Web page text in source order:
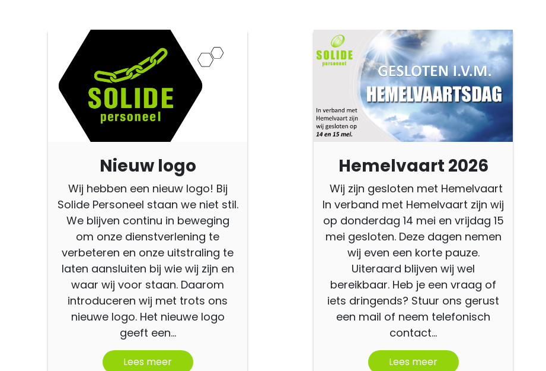
Nieuw logo
Wij hebben een nieuw logo! Bij
Solide Personeel staan we niet stil.
We blijven continu in beweging
om onze dienstverlening te
verbeteren en onze uitstraling te
laten aansluiten bij wie wij zijn en
waar wij voor staan. Daarom
introduceren wij met trots ons
nieuwe logo. Het nieuwe logo
geeft een...
Lees meer
Hemelvaart 2026
Wij zijn gesloten met Hemelvaart
In verband met Hemelvaart zijn wij
op donderdag 14 mei en vrijdag 15
mei gesloten. Deze dagen nemen
wij even een korte pauze.
Uiteraard blijven wij wel
bereikbaar. Heb je een vraag of
iets dringends? Stuur ons gerust
een mail of neem telefonisch
contact...
Lees meer